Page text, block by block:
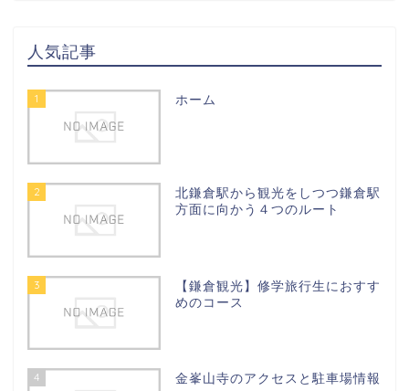
人気記事
1 ホーム
2
北鎌倉駅から観光をしつつ鎌倉駅
方面に向かう４つのルート
3
【鎌倉観光】修学旅行生におすす
めのコース
4 金峯山寺のアクセスと駐車場情報